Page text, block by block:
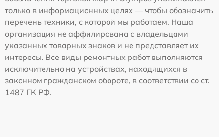
только в информационных целях — чтобы обозначить
перечень техники, с которой мы работаем. Наша
организация не аффилирована с владельцами
указанных товарных знаков и не представляет их
интересы. Все виды ремонтных работ выполняются
исключительно на устройствах, находящихся в
законном гражданском обороте, в соответствии со ст.
1487 ГК РФ.